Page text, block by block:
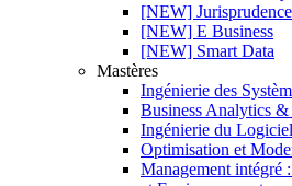
[NEW]
[NEW] E Business
[NEW] Smart Data
Mastères
Ingénierie des
Business Analytics &
Ingénierie du
Optimisation et
Management intégré